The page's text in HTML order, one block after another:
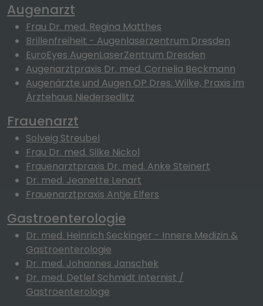
Augenarzt
Frau Dr. med. Regina Matthes
Brillenfreiheit - Augenlaserzentrum Dresden
EuroEyes AugenLaserZentrum Dresden
Augenarztpraxis Dr. med. Cornelia Beckmann
Augenärzte und Augen OP Dres. Wilke, Praxis im
Ärztehaus Niedersedlitz
Frauenarzt
Solveig Streubel
Frau Dr. med. Silke Nickol
Frauenarztpraxis Dr. med. Anke Steinert
Dr. med. Jeanette Lenart
Frauenarztpraxis Antje Elfers
Gastroenterologie
Dr. med. Heinrich Seckinger - Innere Medizin &
Gastroenterologie
Dr. med. Johannes Janschek
Dr. med. Detlef Schmidt Internist /
Gastroenterologe